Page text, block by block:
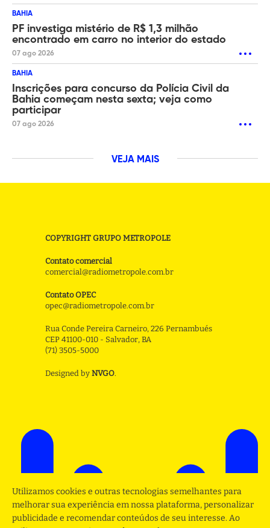
BAHIA
PF investiga mistério de R$ 1,3 milhão
encontrado em carro no interior do estado
07 ago 2026
BAHIA
Inscrições para concurso da Polícia Civil da
Bahia começam nesta sexta; veja como
participar
07 ago 2026
VEJA MAIS
COPYRIGHT GRUPO METROPOLE
Contato comercial
comercial@radiometropole.com.br
Contato OPEC
opec@radiometropole.com.br
Rua Conde Pereira Carneiro, 226 Pernambués
CEP 41100-010 - Salvador, BA
(71) 3505-5000
Designed by NVGO.
Utilizamos cookies e outras tecnologias semelhantes para
melhorar sua experiência em nossa plataforma, personalizar
publicidade e recomendar conteúdos de seu interesse. Ao